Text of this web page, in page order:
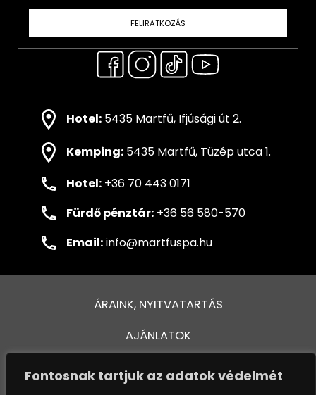
Fontosnak tartjuk az adatok védelmét
FELIRATKOZÁS
Hotel: 5435 Martfű, Ifjúsági út 2.
Kemping: 5435 Martfű, Tüzép utca 1.
Hotel: +36 70 443 0171
Fürdő pénztár: +36 56 580-570
Email:info@martfuspa.hu
ÁRAINK, NYITVATARTÁS
AJÁNLATOK